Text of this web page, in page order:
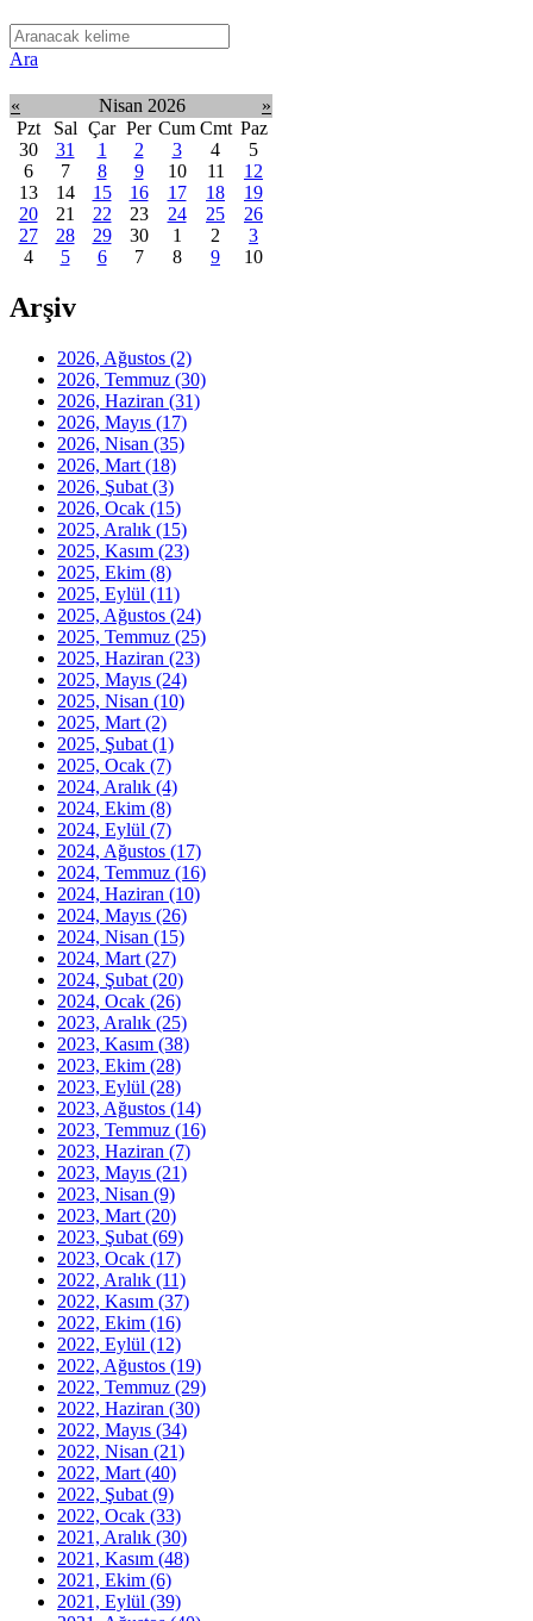
Ara
« Nisan 2026
»
Pzt
Sal Çar Per Cum Cmt Paz
30
31 1 2 3 4
5
6
7 8 9 10 11
12
13
14 15 16 17 18
19
20
21 22 23 24 25
26
27
28 29 30 1 2
3
4
5 6 7 8 9 10
Arşiv
2026, Ağustos (2)
2026, Temmuz (30)
2026, Haziran (31)
2026, Mayıs (17)
2026, Nisan (35)
2026, Mart (18)
2026, Şubat (3)
2026, Ocak (15)
2025, Aralık (15)
2025, Kasım (23)
2025, Ekim (8)
2025, Eylül (11)
2025, Ağustos (24)
2025, Temmuz (25)
2025, Haziran (23)
2025, Mayıs (24)
2025, Nisan (10)
2025, Mart (2)
2025, Şubat (1)
2025, Ocak (7)
2024, Aralık (4)
2024, Ekim (8)
2024, Eylül (7)
2024, Ağustos (17)
2024, Temmuz (16)
2024, Haziran (10)
2024, Mayıs (26)
2024, Nisan (15)
2024, Mart (27)
2024, Şubat (20)
2024, Ocak (26)
2023, Aralık (25)
2023, Kasım (38)
2023, Ekim (28)
2023, Eylül (28)
2023, Ağustos (14)
2023, Temmuz (16)
2023, Haziran (7)
2023, Mayıs (21)
2023, Nisan (9)
2023, Mart (20)
2023, Şubat (69)
2023, Ocak (17)
2022, Aralık (11)
2022, Kasım (37)
2022, Ekim (16)
2022, Eylül (12)
2022, Ağustos (19)
2022, Temmuz (29)
2022, Haziran (30)
2022, Mayıs (34)
2022, Nisan (21)
2022, Mart (40)
2022, Şubat (9)
2022, Ocak (33)
2021, Aralık (30)
2021, Kasım (48)
2021, Ekim (6)
2021, Eylül (39)